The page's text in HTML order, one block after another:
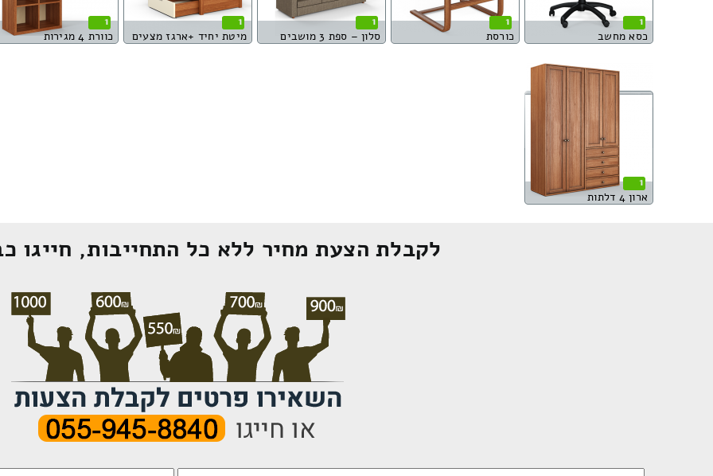
1
כסא מחשב
1
כורסת
1
סלון – ספת 3 מושבים
1
מיטת יחיד +ארגז מצעים
1
כוורת 4 מגירות
1
ארון 4 דלתות
לקבלת הצעת מחיר ללא כל התחייבות, חייגו